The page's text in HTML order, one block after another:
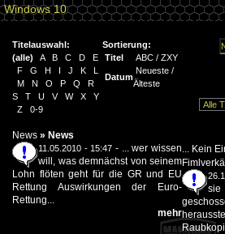
Windows 10
Titelauswahl:
(alle) A B C D
E
F
G H I J K
L
M
N O P Q
R
S
T U V W X
Y
Z
0-9
Sortierung:
Titel
ABC / ZXY
Datum
Neueste /
Älteste
News » News
11.05.2010 - 15:47 - ... wer wissen
will, was demnächst von seinem
Lohn flöten geht für die GR und EU
Rettung Auswirkungen der Euro-
Rettung...
mehr
... Kein
sie